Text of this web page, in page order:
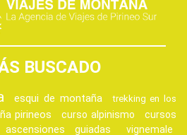
BUSCADO
esqui de montaña
trekking en los
pirineos curso alpinismo
cursos
ascensiones guiadas vignemale